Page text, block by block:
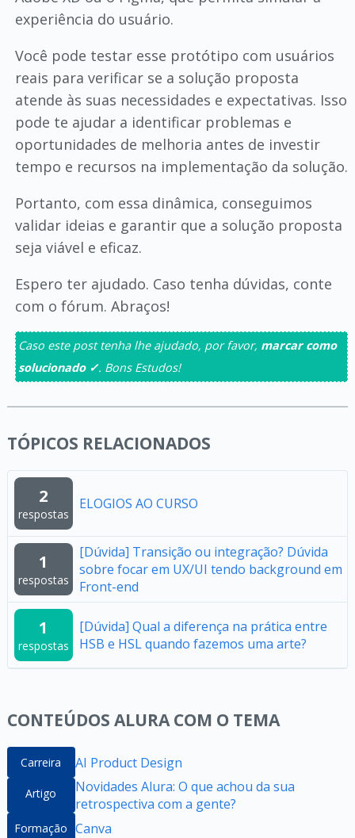
experiência do usuário.
Você pode testar esse protótipo com usuários
reais para verificar se a solução proposta
atende às suas necessidades e expectativas. Isso
pode te ajudar a identificar problemas e
oportunidades de melhoria antes de investir
tempo e recursos na implementação da solução.
Portanto, com essa dinâmica, conseguimos
validar ideias e garantir que a solução proposta
seja viável e eficaz.
Espero ter ajudado. Caso tenha dúvidas, conte
com o fórum. Abraços!
Caso este post tenha lhe ajudado, por favor, marcar como
solucionado ✓. Bons Estudos!
TÓPICOS RELACIONADOS
2
respostas
ELOGIOS AO CURSO
1
respostas
[Dúvida] Transição ou integração? Dúvida
sobre focar em UX/UI tendo background em
Front-end
1
respostas
[Dúvida] Qual a diferença na prática entre
HSB e HSL quando fazemos uma arte?
CONTEÚDOS ALURA COM O TEMA
Carreira AI Product Design
Artigo
Novidades Alura: O que achou da sua
retrospectiva com a gente?
Formação Canva